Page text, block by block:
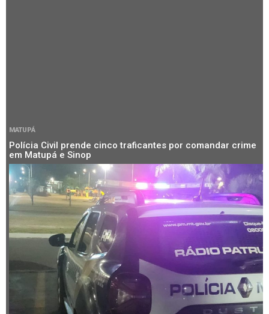
MATUPÁ
Polícia Civil prende cinco traficantes por comandar crime
em Matupá e Sinop